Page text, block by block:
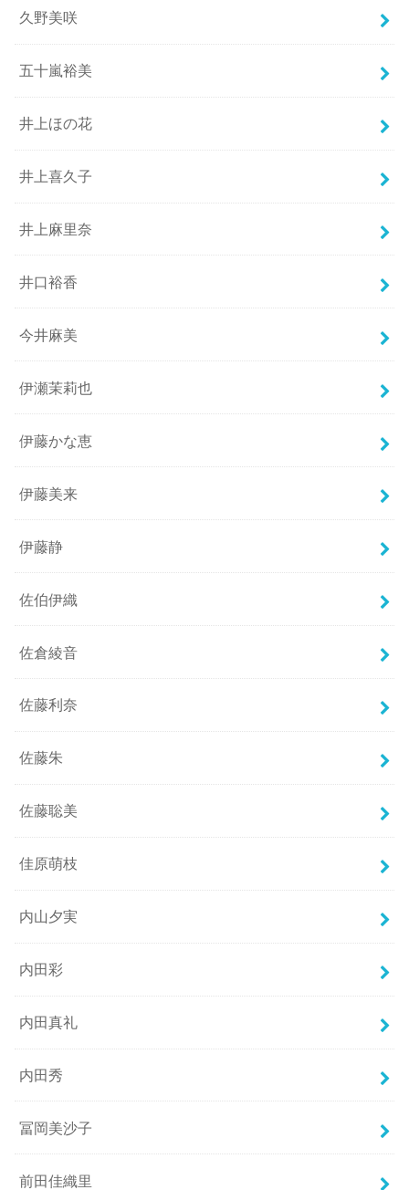
久野美咲
五十嵐裕美
井上ほの花
井上喜久子
井上麻里奈
井口裕香
今井麻美
伊瀬茉莉也
伊藤かな恵
伊藤美来
伊藤静
佐伯伊織
佐倉綾音
佐藤利奈
佐藤朱
佐藤聡美
佳原萌枝
内山夕実
内田彩
内田真礼
内田秀
冨岡美沙子
前田佳織里